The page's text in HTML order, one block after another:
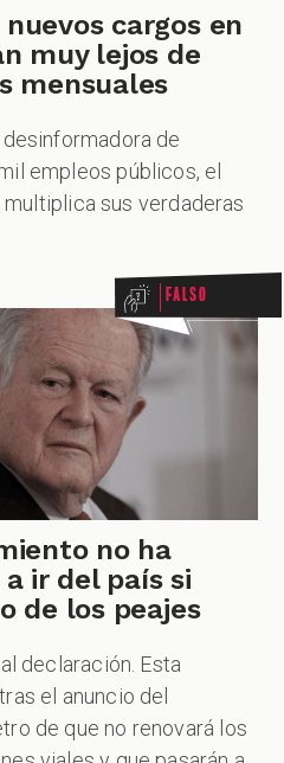
cargos en
muy lejos de
mensuales
de
empleos públicos, el
sus verdaderas
Falso
no ha
ir del país si
de los peajes
declaración. Esta
el anuncio del
de que no renovará los